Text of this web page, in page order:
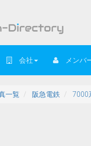
会社 メンバ
一覧 阪急電鉄 7000